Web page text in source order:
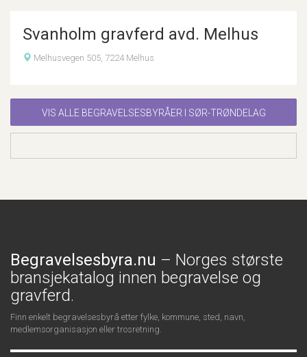
Svanholm gravferd avd. Melhus
Melhusvegen 505, 7224 Melhus
VIS ALLE BEGRAVELSESBYRÅER I SØR-TRØNDELAG
Begravelsesbyra.nu – Norges største
bransjekatalog innen begravelse og
gravferd.
Finn enkelt begravelsesbyrå etter fylke, kommune, sted, navn,
medlemsorganisasjon eller trosretning.